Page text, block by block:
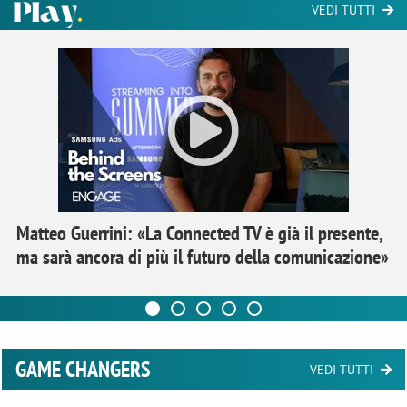
VEDI TUTTI
Matteo Guerrini: «La Connected TV è già il presente,
ma sarà ancora di più il futuro della comunicazione»
GAME CHANGERS VEDI TUTTI